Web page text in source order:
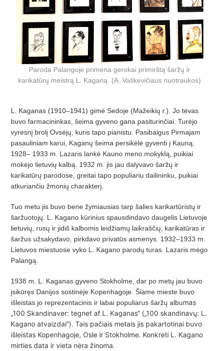
Paroda Palangoje primena gerokai primirštą šaržų ir
karikatūrų meistrą L. Kaganą. (A. Vaškevičiaus nuotraukos)
L. Kaganas (1910–1941) gimė Sedoje (Mažeikių r.). Jo tėvas
buvo farmacininkas, šeima gyveno gana pasiturinčiai. Turėjo
vyresnį brolį Ovsėjų, kuris tapo pianistu. Pasibaigus Pirmajam
pasauliniam karui, Kaganų šeima persikėlė gyventi į Kauną.
1928– 1933 m. Lazaris lankė Kauno meno mokyklą, puikiai
mokėjo lietuvių kalbą. 1932 m. jis jau dalyvavo šaržų ir
karikatūrų parodose, greitai tapo populiariu dailininku, puikiai
atkuriančiu žmonių charakterį.
Tuo metu jis buvo bene žymiausias tarp šalies karikartūristų ir
šaržuotojų. L. Kagano kūrinius spausdindavo daugelis Lietuvoje
lietuvių, rusų ir jidiš kalbomis leidžiamų laikraščių, karikatūras ir
šaržus užsakydavo, pirkdavo privatūs asmenys. 1932–1933 m.
Lietuvos miestuose vyko L. Kagano parodų turas. Lazaris mėgo
Palangą.
1938 m. L. Kaganas gyveno Stokholme, dar po metų jau buvo
įsikūręs Danijos sostinėje Kopenhagoje. Šiame mieste buvo
išleistas jo reprezentacinis ir labai populiarus šaržų albumas
„100 Skandinaver: tegnet af L. Kaganas“ („100 skandinavų: L.
Kagano atvaizdai“). Tais pačiais metais jis pakartotinai buvo
išleistas Kopenhagoje, Osle ir Stokholme. Konkreti L. Kagano
mirties data ir vieta nėra žinoma.